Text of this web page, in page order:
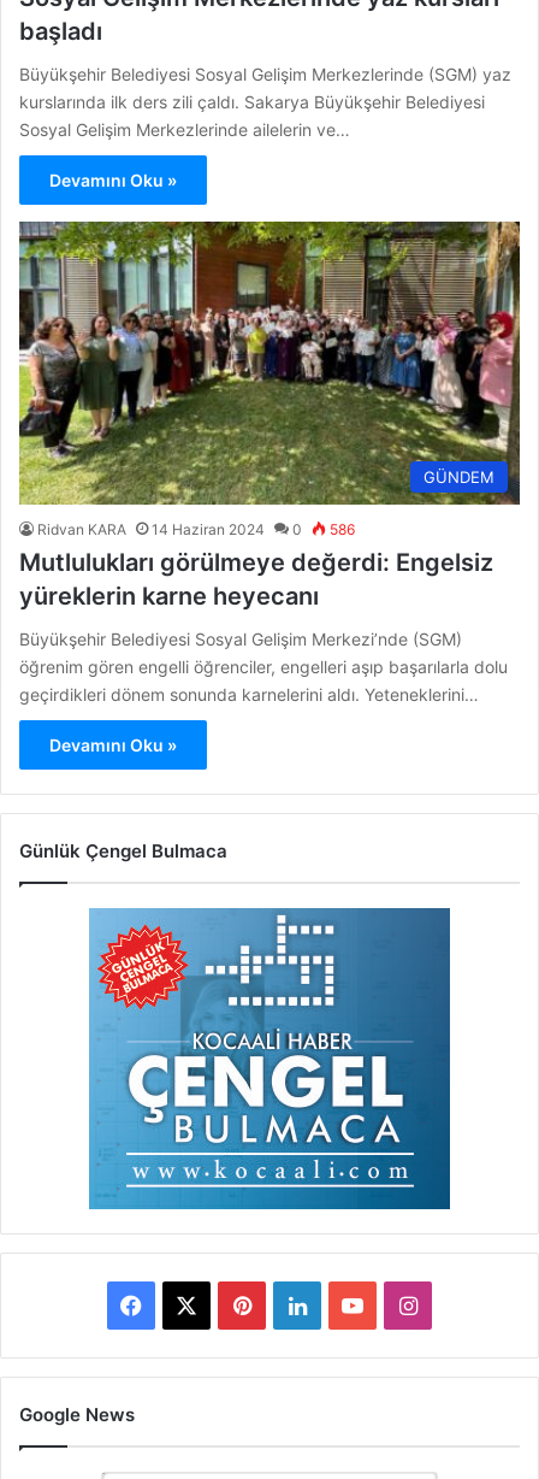
başladı
Büyükşehir Belediyesi Sosyal Gelişim Merkezlerinde (SGM) yaz
kurslarında ilk ders zili çaldı. Sakarya Büyükşehir Belediyesi
Sosyal Gelişim Merkezlerinde ailelerin ve…
Devamını Oku »
GÜNDEM
Ridvan KARA 14 Haziran 2024 0 586
Mutlulukları görülmeye değerdi: Engelsiz
yüreklerin karne heyecanı
Büyükşehir Belediyesi Sosyal Gelişim Merkezi’nde (SGM)
öğrenim gören engelli öğrenciler, engelleri aşıp başarılarla dolu
geçirdikleri dönem sonunda karnelerini aldı. Yeteneklerini…
Devamını Oku »
Günlük Çengel Bulmaca
Facebook PinterestLinkedInYouTubeInstagram
Google News